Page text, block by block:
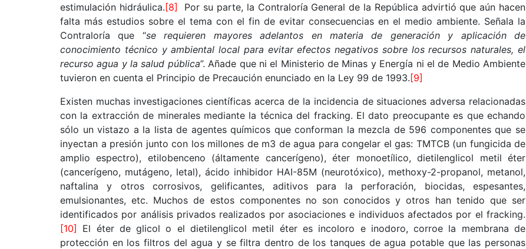
estimulación hidráulica.[8] Por su parte, la Contraloría General de la República advirtió que aún hacen
falta más estudios sobre el tema con el fin de evitar consecuencias en el medio ambiente. Señala la
Contraloría que “se requieren mayores adelantos en materia de generación y aplicación de
conocimiento técnico y ambiental local para evitar efectos negativos sobre los recursos naturales, el
recurso agua y la salud pública”. Añade que ni el Ministerio de Minas y Energía ni el de Medio Ambiente
tuvieron en cuenta el Principio de Precaución enunciado en la Ley 99 de 1993.[9]
Existen muchas investigaciones científicas acerca de la incidencia de situaciones adversa relacionadas
con la extracción de minerales mediante la técnica del fracking. El dato preocupante es que echando
sólo un vistazo a la lista de agentes químicos que conforman la mezcla de 596 componentes que se
inyectan a presión junto con los millones de m3 de agua para congelar el gas: TMTCB (un fungicida de
amplio espectro), etilobenceno (áltamente cancerígeno), éter monoetílico, dietilenglicol metil éter
(cancerígeno, mutágeno, letal), ácido inhibidor HAI-85M (neurotóxico), methoxy-2-propanol, metanol,
naftalina y otros corrosivos, gelificantes, aditivos para la perforación, biocidas, espesantes,
emulsionantes, etc. Muchos de estos componentes no son conocidos y otros han tenido que ser
identificados por análisis privados realizados por asociaciones e individuos afectados por el fracking.
[10] El éter de glicol o el dietilenglicol metil éter es incoloro e inodoro, corroe la membrana de
protección en los filtros del agua y se filtra dentro de los tanques de agua potable que las personas